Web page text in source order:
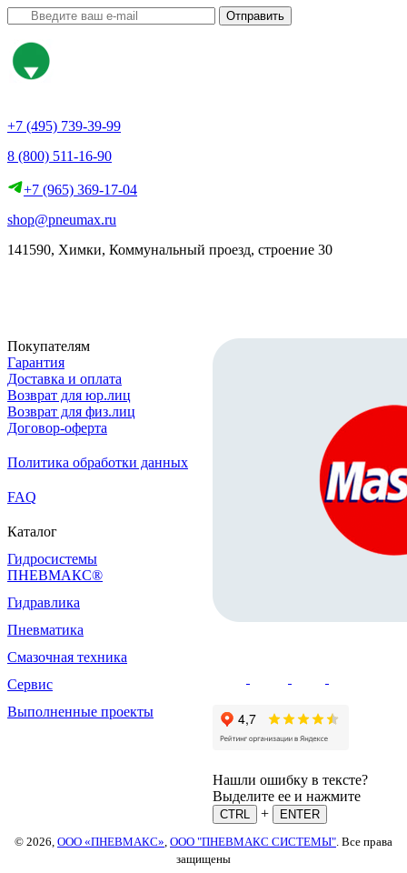
Отправить
+7 (495) 739-39-99
8 (800) 511-16-90
+7 (965) 369-17-04
shop@pneumax.ru
141590, Химки, Коммунальный проезд, строение 30
Покупателям
Гарантия
Доставка и оплата
Возврат для юр.лиц
Возврат для физ.лиц
Договор-оферта
Политика обработки данных
FAQ
Каталог
Гидросистемы
ПНЕВМАКС®
Гидравлика
Пневматика
Смазочная техника
Сервис
Выполненные проекты
Нашли ошибку в тексте?
Выделите ее и нажмите
CTRL +
ENTER
© 2026, ООО «ПНЕВМАКС» ООО "ПНЕВМАКС СИСТЕМЫ" . Все права
защищены